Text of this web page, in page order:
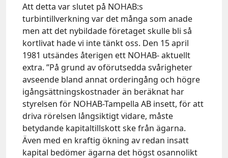
Att detta var slutet på NOHAB:s
turbintillverkning var det många som anade
men att det nybildade företaget skulle bli så
kortlivat hade vi inte tänkt oss. Den 15 april
1981 utsändes återigen ett NOHAB- aktuellt
extra. ”På grund av oförutsedda svårigheter
avseende bland annat orderingång och högre
igångsättningskostnader än beräknat har
styrelsen för NOHAB-Tampella AB insett, för att
driva rörelsen långsiktigt vidare, måste
betydande kapitaltillskott ske från ägarna.
Även med en kraftig ökning av redan insatt
kapital bedömer ägarna det högst osannolikt